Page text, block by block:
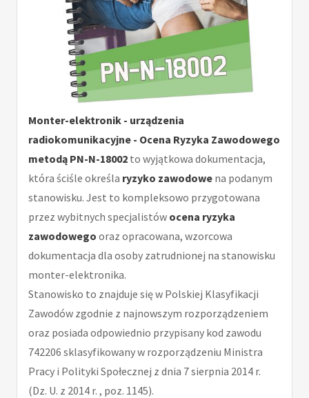
Monter-elektronik - urządzenia
radiokomunikacyjne - Ocena Ryzyka Zawodowego
metodą PN-N-18002 to wyjątkowa dokumentacja,
która ściśle określa ryzyko zawodowe na podanym
stanowisku. Jest to kompleksowo przygotowana
przez wybitnych specjalistów ocena ryzyka
zawodowego oraz opracowana, wzorcowa
dokumentacja dla osoby zatrudnionej na stanowisku
monter-elektronika.
Stanowisko to znajduje się w Polskiej Klasyfikacji
Zawodów zgodnie z najnowszym rozporządzeniem
oraz posiada odpowiednio przypisany kod zawodu
742206 sklasyfikowany w rozporządzeniu Ministra
Pracy i Polityki Społecznej z dnia 7 sierpnia 2014 r.
(Dz. U. z 2014 r. , poz. 1145).